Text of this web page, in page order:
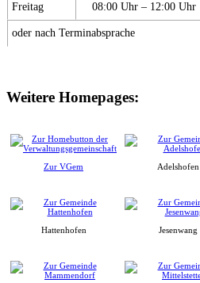
Freitag 08:00 Uhr – 12:00 Uhr
oder nach Terminabsprache
Weitere Homepages:
Zur VGem Adelshofen
Hattenhofen Jesenwang